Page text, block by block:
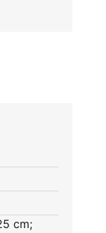
cm;